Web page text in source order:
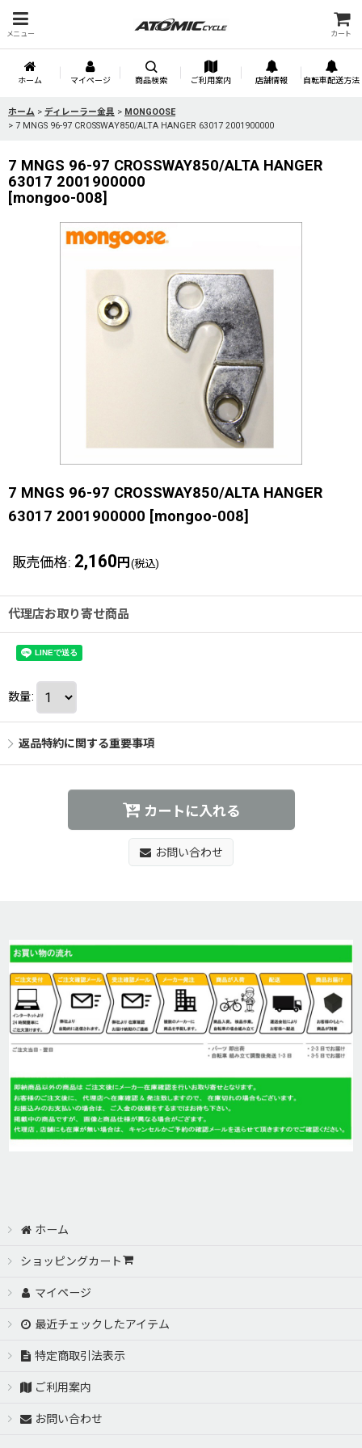
メニュー カート
ホーム マイページ 商品検索 ご利用案内 店舗情報 自転車配送方法
ホーム > ディレーラー金具 > MONGOOSE
> 7 MNGS 96-97 CROSSWAY850/ALTA HANGER 63017 2001900000
7 MNGS 96-97 CROSSWAY850/ALTA HANGER
63017 2001900000
[mongoo-008]
7 MNGS 96-97 CROSSWAY850/ALTA HANGER
63017 2001900000 [mongoo-008]
販売価格: 2,160 円 (税込)
代理店お取り寄せ商品
数量:
返品特約に関する重要事項
カートに入れる
お問い合わせ
ホーム
ショッピングカート
マイページ
最近チェックしたアイテム
特定商取引法表示
ご利用案内
お問い合わせ